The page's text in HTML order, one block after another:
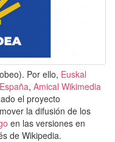
Por ello, Euskal
, Amical Wikimedia
el proyecto
la difusión de los
en las versiones en
de Wikipedia.